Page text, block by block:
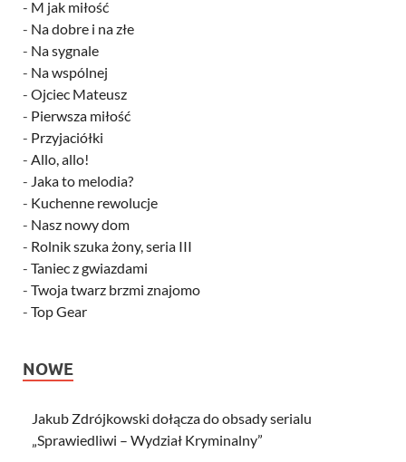
- M jak miłość
- Na dobre i na złe
- Na sygnale
- Na wspólnej
- Ojciec Mateusz
- Pierwsza miłość
- Przyjaciółki
- Allo, allo!
- Jaka to melodia?
- Kuchenne rewolucje
- Nasz nowy dom
- Rolnik szuka żony, seria III
- Taniec z gwiazdami
- Twoja twarz brzmi znajomo
- Top Gear
NOWE
Jakub Zdrójkowski dołącza do obsady serialu
„Sprawiedliwi – Wydział Kryminalny”